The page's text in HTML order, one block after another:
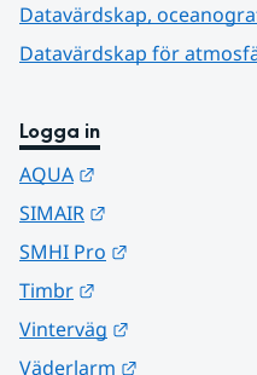
Datavärdskap,
Datavärdskap för
Logga in
AQUA
SIMAIR
SMHI Pro
Timbr
Vinterväg
Väderlarm